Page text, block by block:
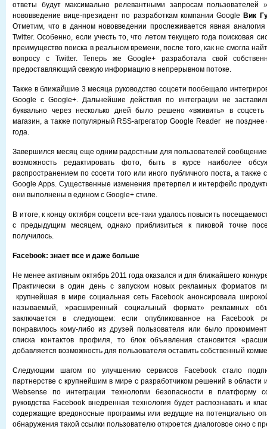
ответы будут максимально релевантными запросам пользователей
нововведение вице-президент по разработкам компании Googlе Вик
Отметим, что в данном нововведении прослеживается явная аналогия
Twitter. Особенно, если учесть то, что летом текущего года поисковая
преимущество поиска в реальном времени, после того, как не смогла
вопросу с Twitter. Теперь же Google+ разработала свой
предоставляющий свежую информацию в непрерывном потоке.
Также в ближайшие 3 месяца руководство соцсети пообещало
Google с Google+. Дальнейшие действия по интеграции не
буквально через несколько дней было решено «вживить» в
магазин, а также популярный RSS-агрегатор Google Reader не
года.
Завершился месяц еще одним радостным для пользователей
возможность редактировать фото, быть в курсе наиболее
распространением по сосети того или иного публичного поста, а также
Google Apps. Существенные изменения претерпел и интерфейс
они выполнены в едином с Google+ стиле.
В итоге, к концу октября соцсети все-таки удалось повысить
с предыдущим месяцем, однако приблизиться к пиковой точке
получилось.
Facebook: знает все и даже больше
Не менее активным октябрь 2011 года оказался и для ближайшего
Практически в один день с запуском новых рекламных форматов
крупнейшая в мире социальная сеть Facebook анонсировала
называемый, »расширенный социальный формат» рекламных
заключается в следующем: если опубликованное на Facebook
понравилось кому-либо из друзей пользователя или было
списка контактов профиля, то блок объявления становится
добавляется возможность для пользователя оставить собственный
Следующим шагом по улучшению сервисов Facebook стало
партнерстве с крупнейшим в мире с разработчиком решений в области
Websense по интеграции технологии безопасности в
руковдства Facebook внедренная технология будет распознавать и
содержащие вредоносные программы или ведущие на потенциально
обнаружения такой ссылки пользователю откроется диалоговое окно с